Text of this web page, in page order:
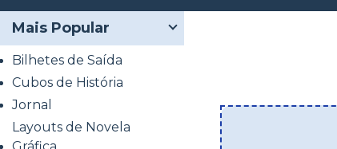
Mais Popular
Bilhetes de Saída
Cubos de História
Jornal
Layouts de Novela